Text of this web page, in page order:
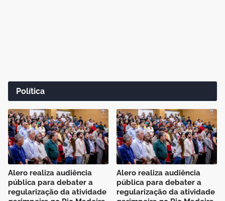
Política
Alero realiza audiência
pública para debater a
regularização da atividade
Alero realiza audiência
pública para debater a
regularização da atividade